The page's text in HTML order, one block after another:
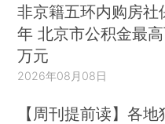
非京籍五环内购房社
年 北京市公积金最
万元
2026年08月08日
【周刊提前读】各